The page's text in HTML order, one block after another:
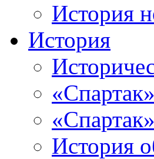
История
История
История